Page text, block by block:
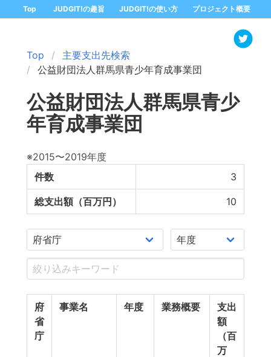
Top JUDGIT!の趣旨 JUDGIT!の使い方 プロジェクト概要
Top
主要支出先検索
公益財団法人群馬県青少年育成事業団
公益財団法人群馬県青少
年育成事業団
※2015〜2019年度
件数
3
総支出額（百万円） 10
府
省
庁
事業名 年度 業務概要
支出
額
（百
万